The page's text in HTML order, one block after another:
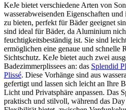
KeJe bietet verschiedene Arten von
wasserabweisenden Eigenschaften
zu bieten, perfekt für Bäder geeignet
sind ideal für Bäder, da Aluminium
feuchtigkeitsbeständig ist. Sie sind
ermöglichen eine genaue und schnelle
Sichtschutz. KeJe bietet auch zwei
Badezimmerplissees an: das Splendid
Plissé. Diese Vorhänge sind aus
gefertigt und lassen sich leicht an Ihre
Licht und Privatsphäre anpassen. Das
praktisch und stilvoll, während das